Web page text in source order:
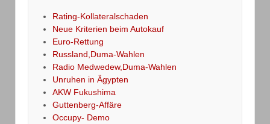
Rating-Kollateralschaden
Neue Kriterien beim Autokauf
Euro-Rettung
Russland,Duma-Wahlen
Radio Medwedew,Duma-Wahlen
Unruhen in Ägypten
AKW Fukushima
Guttenberg-Affäre
Occupy- Demo